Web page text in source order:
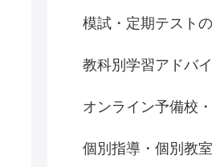
模試・定期テスト
教科別学習アドバ
オンライン予備校
個別指導・個別教